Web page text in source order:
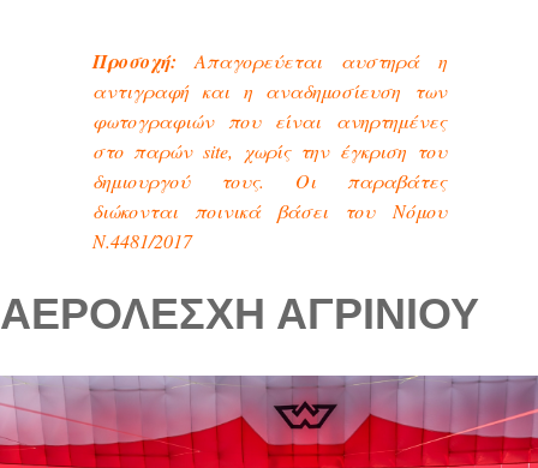
Προσοχή: Απαγορεύεται αυστηρά η
αντιγραφή και η αναδημοσίευση των
φωτογραφιών που είναι ανηρτημένες
στο παρών site, χωρίς την έγκριση του
δημιουργού τους. Οι παραβάτες
διώκονται ποινικά βάσει του Νόμου
Ν.4481/2017
ΑΕΡΟΛΕΣΧΗ ΑΓΡΙΝΙΟΥ